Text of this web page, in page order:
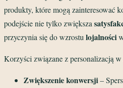
produkty, które mogą zainteresować
podejście nie tylko zwiększa
przyczynia się do wzrostulojalności
Korzyści związane z personalizacją
Zwiększenie konwersji–